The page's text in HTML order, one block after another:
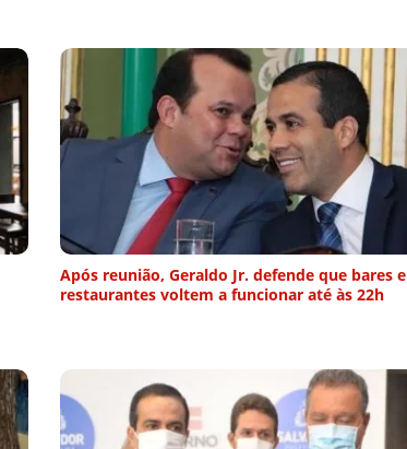
Após reunião, Geraldo Jr. defende que bares e
restaurantes voltem a funcionar até às 22h